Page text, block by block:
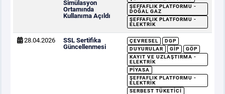
Simülasyon
Ortamında
Kullanıma Açıldı
ŞEFFAFLIK PLATFORMU -
DOĞAL GAZ
ŞEFFAFLIK PLATFORMU -
ELEKTRIK
28.04.2026
SSL Sertifika
Güncellenmesi
ÇEVRESEL
DGP
DUYURULAR
GİP
GÖP
KAYIT VE UZLAŞTIRMA -
ELEKTRIK
PIYASA
ŞEFFAFLIK PLATFORMU -
ELEKTRIK
SERBEST TÜKETICI